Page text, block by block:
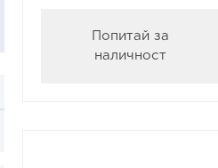
Попитай за
наличност